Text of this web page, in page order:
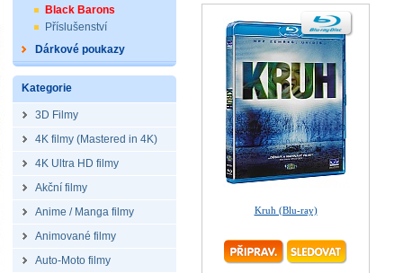
Black Barons
Příslušenství
Dárkové poukazy
Kategorie
3D Filmy
4K filmy (Mastered in 4K)
4K Ultra HD filmy
Akční filmy
Anime / Manga filmy
Animované filmy
Auto-Moto filmy
Kruh (Blu-ray)